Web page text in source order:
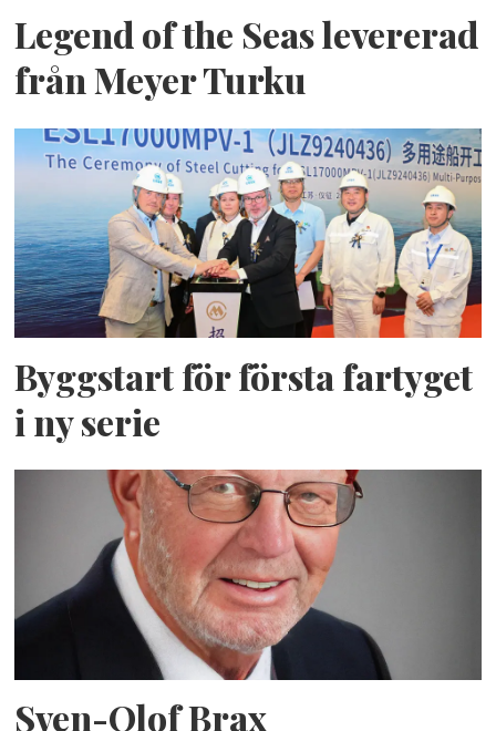
Legend of the Seas levererad
från Meyer Turku
Byggstart för första fartyget
i ny serie
Sven-Olof Brax